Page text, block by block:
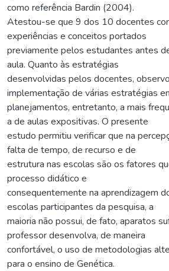
como referência Bardin (2004).
Atestou-se que 9 dos 10 docentes
experiências e conceitos portados
previamente pelos estudantes antes
aula. Quanto às estratégias
desenvolvidas pelos docentes,
implementação de várias estratégias
planejamentos, entretanto, a mais
a de aulas expositivas. O presente
estudo permitiu verificar que na
falta de tempo, de recurso e de
estrutura nas escolas são os fatores
processo didático e
consequentemente na aprendizagem
escolas participantes da pesquisa, a
maioria não possui, de fato, aparatos
professor desenvolva, de maneira
confortável, o uso de metodologias
para o ensino de Genética.